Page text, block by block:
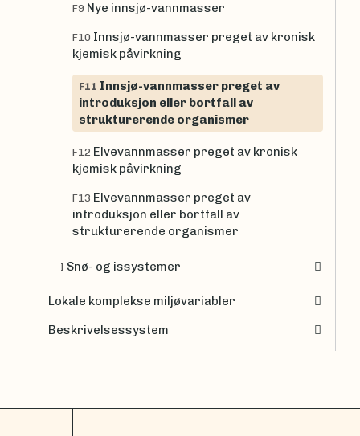
F9 Nye innsjø-vannmasser
F10 Innsjø-vannmasser preget av kronisk
kjemisk påvirkning
F11 Innsjø-vannmasser preget av
introduksjon eller bortfall av
strukturerende organismer
F12 Elvevannmasser preget av kronisk
kjemisk påvirkning
F13 Elvevannmasser preget av
introduksjon eller bortfall av
strukturerende organismer
I Snø- og issystemer
Lokale komplekse miljøvariabler
Beskrivelsessystem